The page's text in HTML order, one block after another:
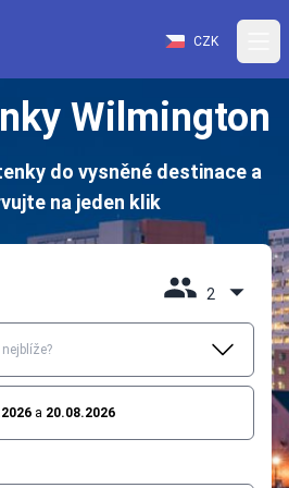
CZK
Wilmington
do vysněné destinace a
na jeden klik
2
a 20.08.2026